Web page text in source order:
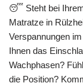
😴 Steht bei
Matratze in
Verspannungen
Ihnen das
Wachphasen?
die Position?